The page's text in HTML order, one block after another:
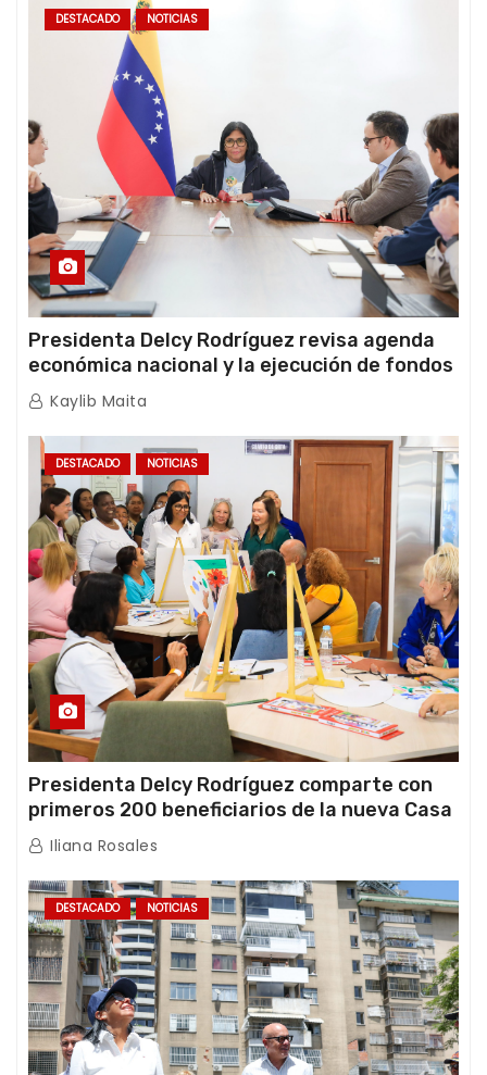
DESTACADO NOTICIAS
Presidenta Delcy Rodríguez revisa agenda
económica nacional y la ejecución de fondos
de emergencia post-sismos
Kaylib Maita
DESTACADO NOTICIAS
Presidenta Delcy Rodríguez comparte con
primeros 200 beneficiarios de la nueva Casa
de los Abuelos “La Primavera” en Caracas
Iliana Rosales
DESTACADO NOTICIAS